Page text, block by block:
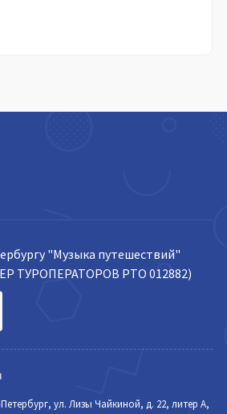
"Музыка путешествий"
ТУРОПЕРАТОРОВ РТО 012882)
Петербург, ул. Лизы Чайкиной, д. 22, литер А,